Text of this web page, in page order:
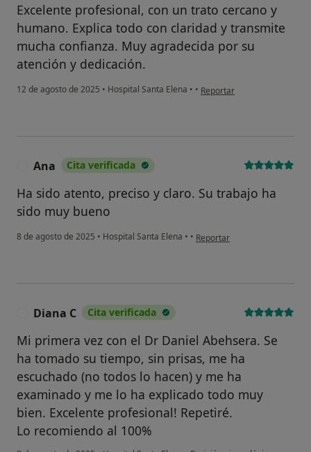
Excelente profesional, con un trato cercano y
humano. Explica todo con claridad y transmite
mucha confianza. Muy agradecida por su
atención y dedicación.
12 de agosto de 2025 • Hospital Santa Elena • • en opinión del usuario LM
Reportar
Ana Cita verificada
Ha sido atento, preciso y claro. Su trabajo ha
sido muy bueno
8 de agosto de 2025 • Hospital Santa Elena • • en opinión del usuario Ana
Reportar
Diana C Cita verificada
Mi primera vez con el Dr Daniel Abehsera. Se
ha tomado su tiempo, sin prisas, me ha
escuchado (no todos lo hacen) y me ha
examinado y me lo ha explicado todo muy
bien. Excelente profesional! Repetiré.
Lo recomiendo al 100%